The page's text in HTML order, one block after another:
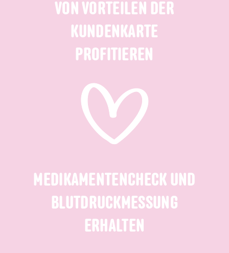
VON VORTEILEN DER
KUNDENKARTE
PROFITIEREN
MEDIKAMENTENCHECK UND
BLUTDRUCKMESSUNG
ERHALTEN